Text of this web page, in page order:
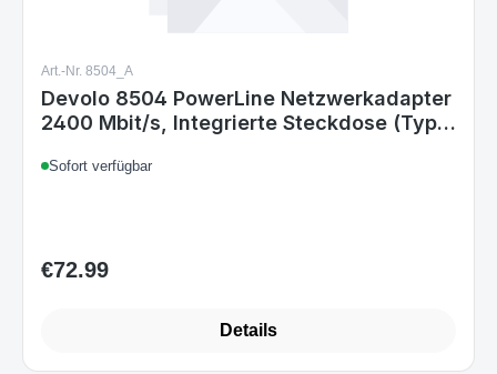
Art.-Nr. 8504_A
Devolo 8504 PowerLine Netzwerkadapter
2400 Mbit/s, Integrierte Steckdose (Typ
Sofort verfügbar
Regular price:
€72.99
Details